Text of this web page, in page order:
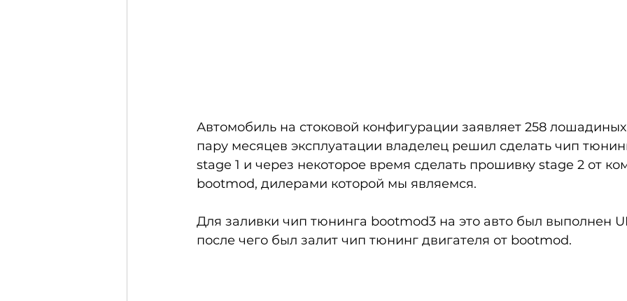
Автомобиль на стоковой конфигурации заявляет 258
пару месяцев эксплуатации владелец решил сделать чип
stage 1 и через некоторое время сделать прошивку stage 2 от
bootmod, дилерами которой мы являемся.
Для заливки чип тюнинга bootmod3 на это авто был выполнен
после чего был залит чип тюнинг двигателя от bootmod.